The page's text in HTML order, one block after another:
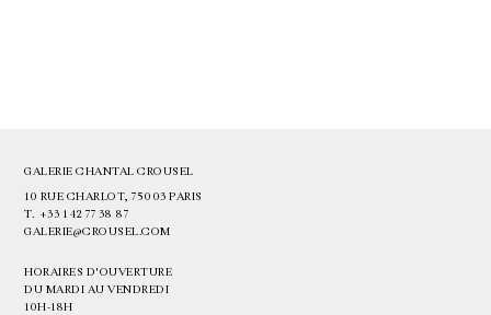
GALERIE CHANTAL CROUSEL
10 RUE CHARLOT, 75003 PARIS
T. +33 1 42 77 38 87
GALERIE@CROUSEL.COM
HORAIRES D'OUVERTURE
DU MARDI AU VENDREDI
10H-18H